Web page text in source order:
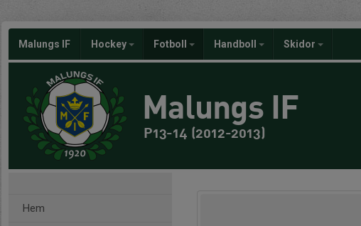
Malungs IF Hockey Fotboll Handboll Skidor
Malungs IF
P13-14 (2012-2013)
Hem